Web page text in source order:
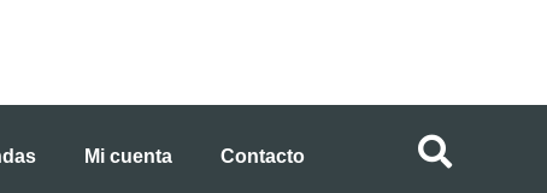
Mi cuenta Contacto